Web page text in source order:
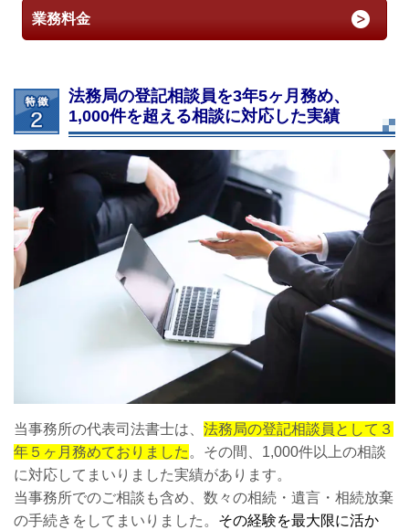
業務料金
法務局の登記相談員を3年5ヶ月務め、
1,000件を超える相談に対応した実績
当事務所の代表司法書士は、 法務局の登記相談員として３
年５ヶ月務めておりました。その間、1,000件以上の相談
に対応してまいりました実績があります。
当事務所でのご相談も含め、数々の相続・遺言・相続放棄
の手続きをしてまいりました。 その経験を最大限に活か